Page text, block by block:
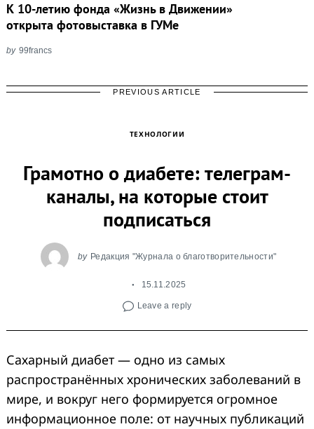
К 10-летию фонда «Жизнь в Движении»
открыта фотовыставка в ГУМе
by 99francs
PREVIOUS ARTICLE
ТЕХНОЛОГИИ
Грамотно о диабете: телеграм-
каналы, на которые стоит
подписаться
by Редакция "Журнала о благотворительности"
15.11.2025
Leave a reply
Сахарный диабет — одно из самых
распространённых хронических заболеваний в
мире, и вокруг него формируется огромное
информационное поле: от научных публикаций